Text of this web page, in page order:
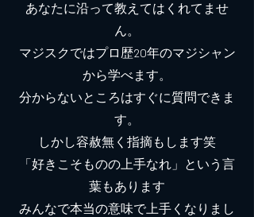
​あなたに沿って教えてはくれてませ
ん。
マジスクではプロ歴20年のマジシャン
から学べます。
分からないところはすぐに質問できま
す。
しかし容赦無く指摘もします笑
「好きこそものの上手なれ」という言
葉もあります
​みんなで本当の意味で上手くなりまし